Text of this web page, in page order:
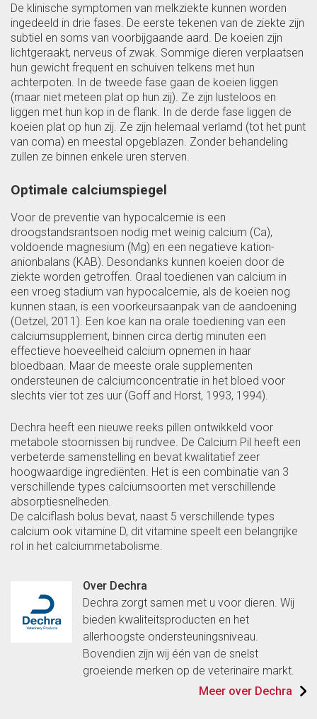
De klinische symptomen van melkziekte kunnen worden
ingedeeld in drie fases. De eerste tekenen van de ziekte zijn
subtiel en soms van voorbijgaande aard. De koeien zijn
lichtgeraakt, nerveus of zwak. Sommige dieren verplaatsen
hun gewicht frequent en schuiven telkens met hun
achterpoten. In de tweede fase gaan de koeien liggen
(maar niet meteen plat op hun zij). Ze zijn lusteloos en
liggen met hun kop in de flank. In de derde fase liggen de
koeien plat op hun zij. Ze zijn helemaal verlamd (tot het punt
van coma) en meestal opgeblazen. Zonder behandeling
zullen ze binnen enkele uren sterven.
Optimale calciumspiegel
Voor de preventie van hypocalcemie is een
droogstandsrantsoen nodig met weinig calcium (Ca),
voldoende magnesium (Mg) en een negatieve kation-
anionbalans (KAB). Desondanks kunnen koeien door de
ziekte worden getroffen. Oraal toedienen van calcium in
een vroeg stadium van hypocalcemie, als de koeien nog
kunnen staan, is een voorkeursaanpak van de aandoening
(Oetzel, 2011). Een koe kan na orale toediening van een
calciumsupplement, binnen circa dertig minuten een
effectieve hoeveelheid calcium opnemen in haar
bloedbaan. Maar de meeste orale supplementen
ondersteunen de calciumconcentratie in het bloed voor
slechts vier tot zes uur (Goff and Horst, 1993, 1994).
Dechra heeft een nieuwe reeks pillen ontwikkeld voor
metabole stoornissen bij rundvee. De Calcium Pil heeft een
verbeterde samenstelling en bevat kwalitatief zeer
hoogwaardige ingrediënten. Het is een combinatie van 3
verschillende types calciumsoorten met verschillende
absorptiesnelheden.
De calciflash bolus bevat, naast 5 verschillende types
calcium ook vitamine D, dit vitamine speelt een belangrijke
rol in het calciummetabolisme.
Over Dechra
Dechra zorgt samen met u voor dieren. Wij
bieden kwaliteitsproducten en het
allerhoogste ondersteuningsniveau.
Bovendien zijn wij één van de snelst
groeiende merken op de veterinaire markt.
Meer over Dechra